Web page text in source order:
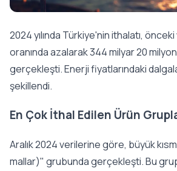
2024 yılında Türkiye'nin ithalatı,
oranında azalarak 344 milyar 20
gerçekleşti. Enerji fiyatlarındaki
şekillendi.
En Çok İthal Edilen Ürün
Aralık 2024 verilerine göre, büyük
mallar)" grubunda gerçekleşti. Bu